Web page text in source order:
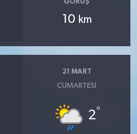
GÖRÜŞ
10 km
21 MART
CUMARTESI
2°